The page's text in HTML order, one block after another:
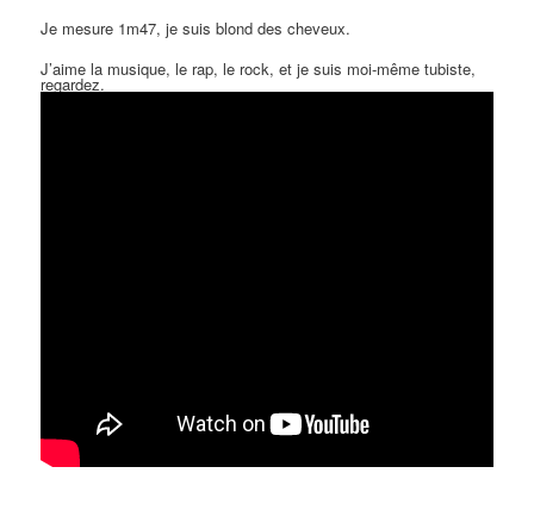
Je mesure 1m47, je suis blond des cheveux.
J’aime la musique, le rap, le rock, et je suis moi-même tubiste,
regardez.